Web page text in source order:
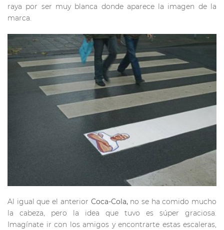
raya por ser muy blanca donde aparece la imagen de la
marca.
Al igual que el anterior Coca-Cola, no se ha comido mucho
la cabeza, pero la idea que tuvo es súper graciosa.
Imagínate ir con los amigos y encontrarte estas escaleras,